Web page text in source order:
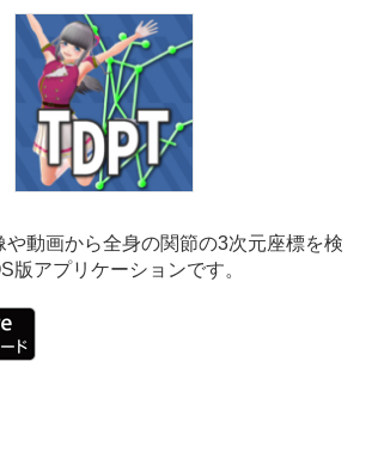
や動画から全身の関節の3次元座標を検
版アプリケーションです。